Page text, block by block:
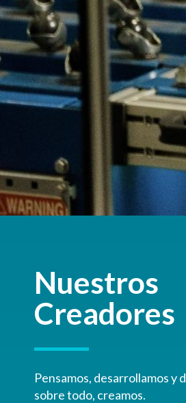
Nuestros
Creadores
Pensamos, desarrollamos y
sobre todo, creamos.